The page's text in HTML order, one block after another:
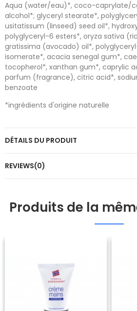
Aqua (water/eau)*, coco-caprylate/
alcohol*; glyceryl stearate*,
usitatissum (linseed) seed oil*,
polyglyceryl-6 esters*, oryza sativa
gratissima (avocado) oil*,
isomerate*, acacia senegal gum*,
tocopherol*, xanthan gum*, caprylic
parfum (fragrance), citric acid*,
benzoate
*ingrédients d'origine naturelle
DÉTAILS DU PRODUIT
REVIEWS(0)
Produits de la